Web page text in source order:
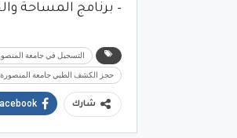
– برنامج المساحة
التسجيل في جامعة
حجز الكشف الطبي جامعة المنصورة
شارك